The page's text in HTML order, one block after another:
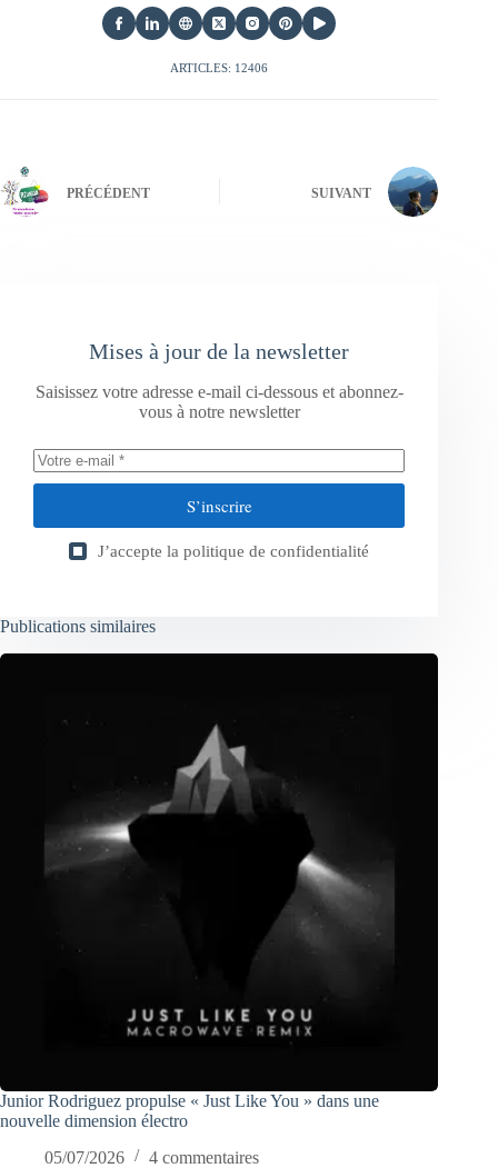
ARTICLES: 12406
PRÉCÉDENT SUIVANT
Mises à jour de la newsletter
Saisissez votre adresse e-mail ci-dessous et abonnez-
vous à notre newsletter
S’inscrire
J’accepte la politique de confidentialité
Publications similaires
Junior Rodriguez propulse « Just Like You » dans une
nouvelle dimension électro
05/07/2026
4 commentaires